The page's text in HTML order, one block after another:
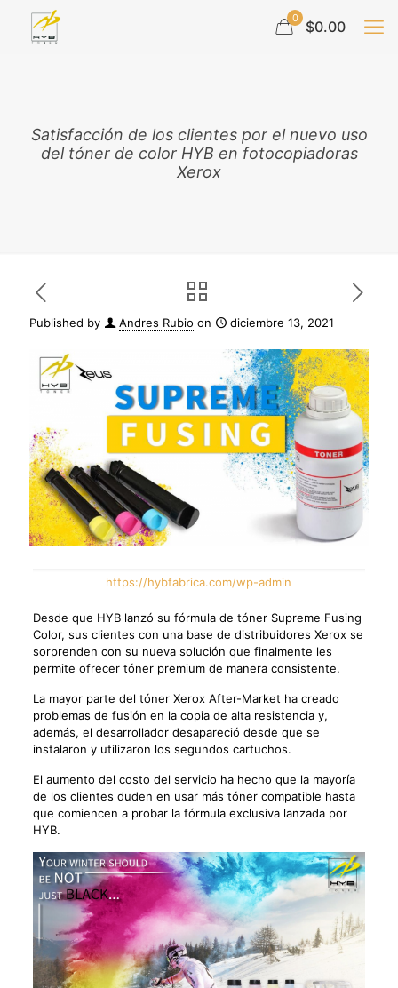
0 $0.00
Satisfacción de los clientes por el nuevo uso
del tóner de color HYB en fotocopiadoras
Xerox
Published by Andres Rubio on diciembre 13, 2021
https://hybfabrica.com/wp-admin
Desde que HYB lanzó su fórmula de tóner Supreme Fusing
Color, sus clientes con una base de distribuidores Xerox se
sorprenden con su nueva solución que finalmente les
permite ofrecer tóner premium de manera consistente.
La mayor parte del tóner Xerox After-Market ha creado
problemas de fusión en la copia de alta resistencia y,
además, el desarrollador desapareció desde que se
instalaron y utilizaron los segundos cartuchos.
El aumento del costo del servicio ha hecho que la mayoría
de los clientes duden en usar más tóner compatible hasta
que comiencen a probar la fórmula exclusiva lanzada por
HYB.